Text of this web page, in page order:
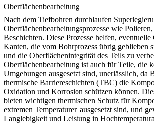
Oberflächenbearbeitung
Nach dem Tiefbohren durchlaufen
Oberflächenbearbeitungsprozesse wie
Beschichten. Diese Prozesse helfen, eventuelle
Kanten, die vom Bohrprozess übrig geblieben
und die Oberflächenintegrität des Teils zu
Oberflächenbearbeitung ist auch für Teile, die
Umgebungen ausgesetzt sind, unerlässlich, da
thermische Barriereschichten (TBC) die
Oxidation und Korrosion schützen können.
bieten wichtigen thermischen Schutz für
extremen Temperaturen ausgesetzt sind, und
Langlebigkeit und Leistung in